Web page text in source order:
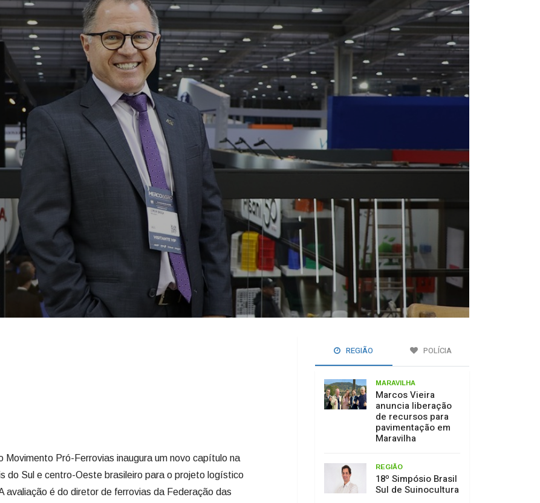
Movimento Pró-Ferrovias inaugura um novo capítulo na
do Sul e centro-Oeste brasileiro para o projeto logístico
avaliação é do diretor de ferrovias da Federação das
REGIÃO POLÍCIA
MARAVILHA
Marcos Vieira
anuncia liberação
de recursos para
pavimentação em
Maravilha
REGIÃO
18º Simpósio Brasil
Sul de Suinocultura